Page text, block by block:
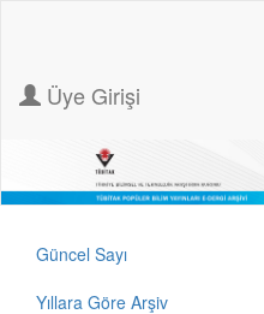
Üye Girişi
Güncel Sayı
Yıllara Göre Arşiv